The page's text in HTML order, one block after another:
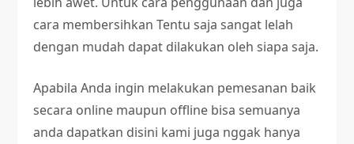
cara membersihkan Tentu saja sangat lelah
dengan mudah dapat dilakukan oleh siapa saja.
Apabila Anda ingin melakukan pemesanan baik
secara online maupun offline bisa semuanya
anda dapatkan disini kami juga nggak hanya